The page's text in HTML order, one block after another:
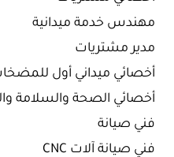
مهندس خدمة ميدانية
مدير مشتريات
أخصائي ميداني أول
أخصائي الصحة والسلامة
فني صيانة
فني صيانة آلات CNC